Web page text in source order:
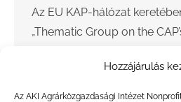
Hozzájárulás
Az AKI Agrárközgazdasági Intézet
Az EU KAP-hálózat
„Thematic Group on the
szerepe a fenntartható és
állattenyésztés